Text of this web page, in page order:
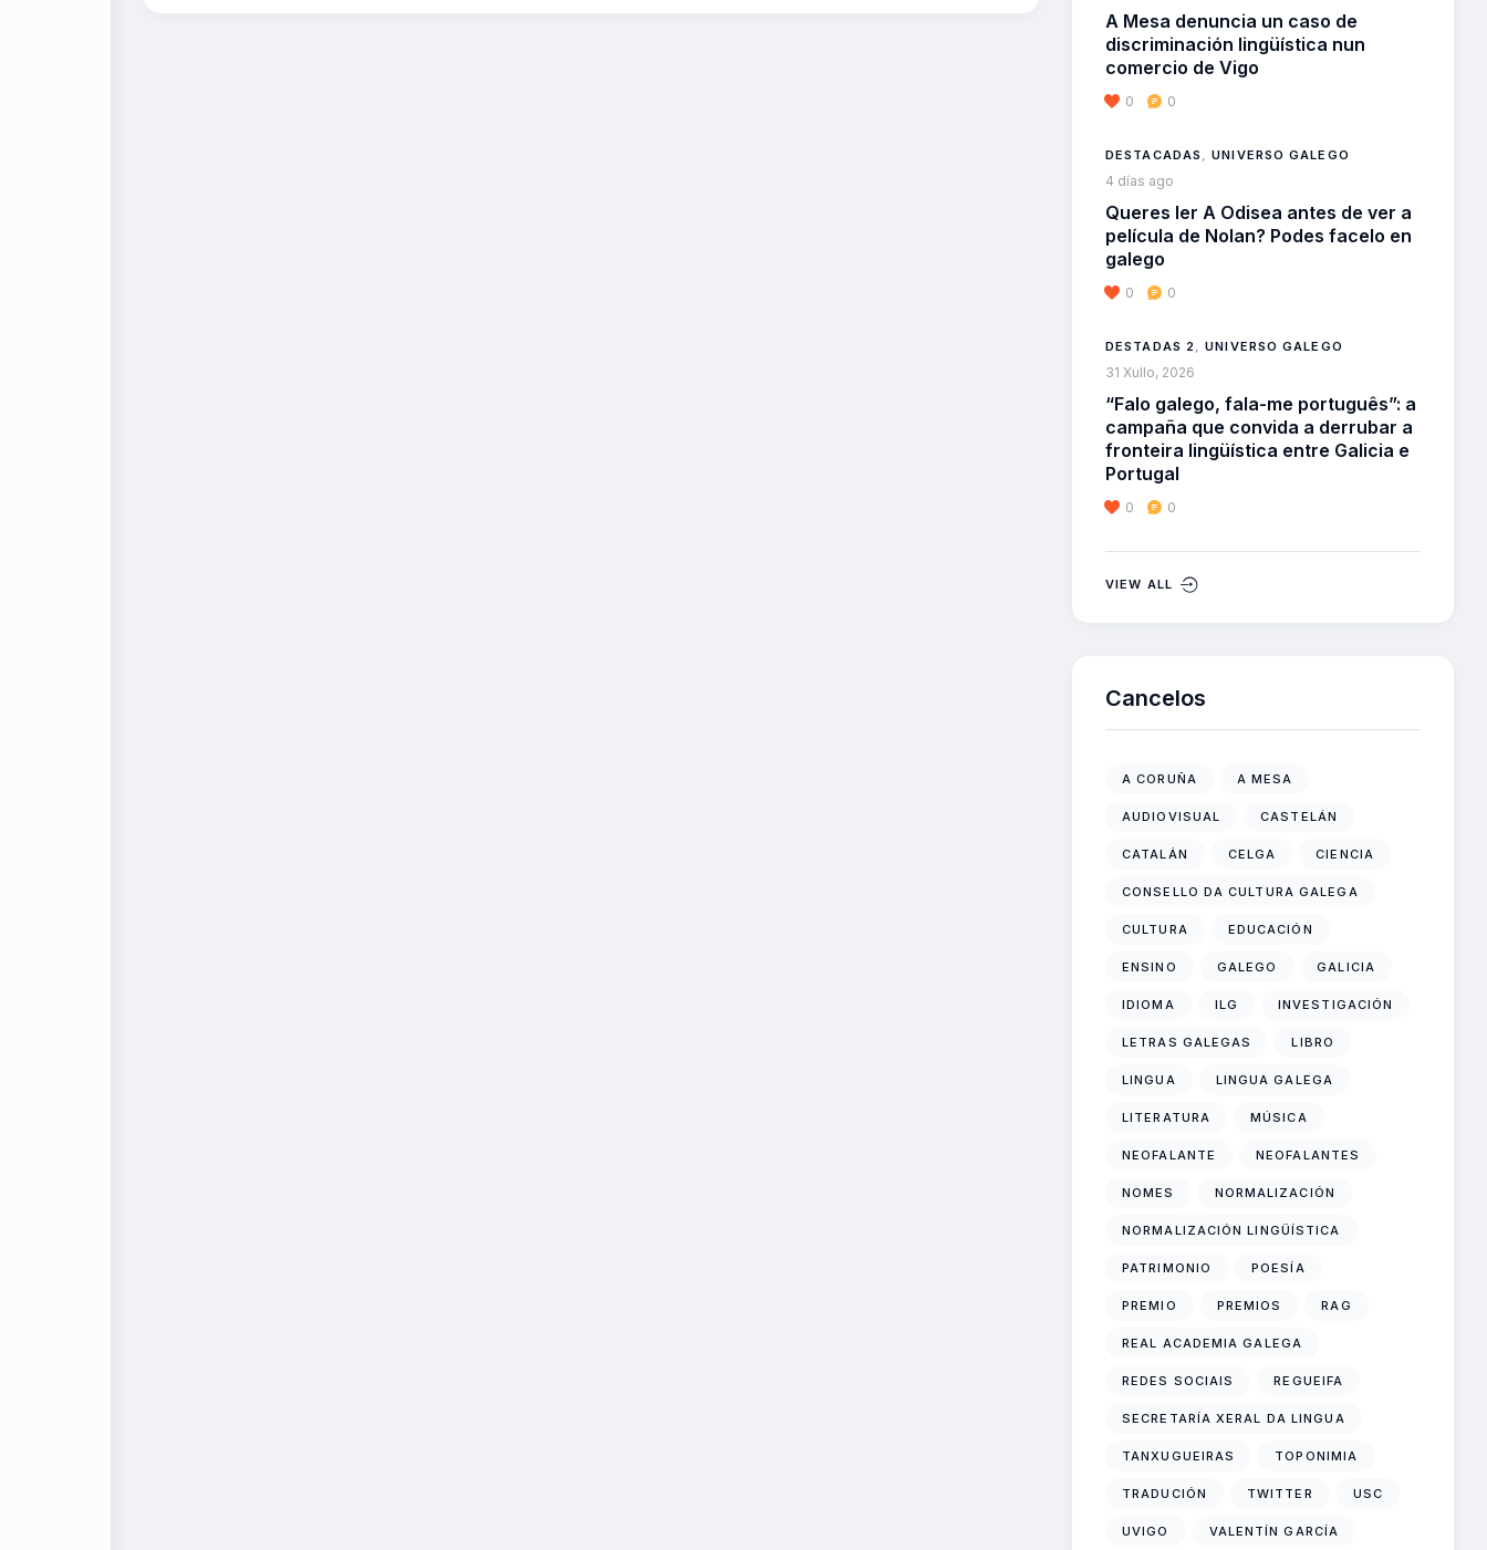
A Mesa denuncia un caso de
discriminación lingüística nun
comercio de Vigo
0 0
DESTACADAS ,UNIVERSO GALEGO
4 días ago
Queres ler A Odisea antes de ver a
película de Nolan? Podes facelo en
galego
0 0
DESTADAS 2 ,UNIVERSO GALEGO
31 Xullo, 2026
“Falo galego, fala-me português”: a
campaña que convida a derrubar a
fronteira lingüística entre Galicia e
Portugal
0 0
VIEW ALL
Cancelos
A CORUÑA A MESA
AUDIOVISUAL CASTELÁN
CATALÁN CELGA CIENCIA
CONSELLO DA CULTURA GALEGA
CULTURA EDUCACIÓN
ENSINO GALEGO GALICIA
IDIOMA ILG INVESTIGACIÓN
LETRAS GALEGAS LIBRO
LINGUA LINGUA GALEGA
LITERATURA MÚSICA
NEOFALANTE NEOFALANTES
NOMES NORMALIZACIÓN
NORMALIZACIÓN LINGÜÍSTICA
PATRIMONIO POESÍA
PREMIO PREMIOS RAG
REAL ACADEMIA GALEGA
REDES SOCIAIS REGUEIFA
SECRETARÍA XERAL DA LINGUA
TANXUGUEIRAS TOPONIMIA
TRADUCIÓN TWITTER USC
UVIGO VALENTÍN GARCÍA